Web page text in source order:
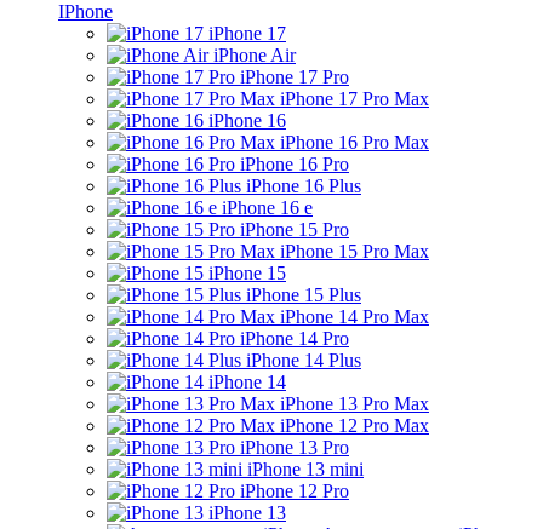
IPhone
iPhone 17
iPhone Air
iPhone 17 Pro
iPhone 17 Pro Max
iPhone 16
iPhone 16 Pro Max
iPhone 16 Pro
iPhone 16 Plus
iPhone 16 e
iPhone 15 Pro
iPhone 15 Pro Max
iPhone 15
iPhone 15 Plus
iPhone 14 Pro Max
iPhone 14 Pro
iPhone 14 Plus
iPhone 14
iPhone 13 Pro Max
iPhone 12 Pro Max
iPhone 13 Pro
iPhone 13 mini
iPhone 12 Pro
iPhone 13